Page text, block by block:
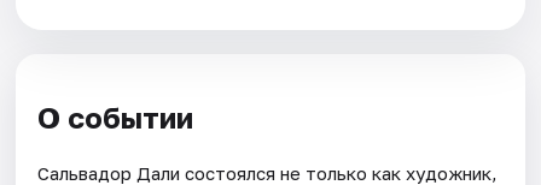
О событии
Сальвадор Дали состоялся не только как художник,